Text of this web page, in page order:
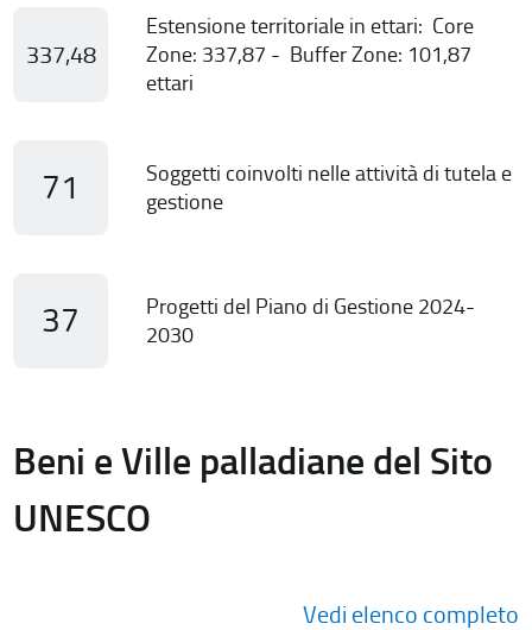
337,48
Estensione territoriale in ettari: Core
Zone: 337,87 - Buffer Zone: 101,87
ettari
71
Soggetti coinvolti nelle attività di tutela e
gestione
37
Progetti del Piano di Gestione 2024-
2030
Beni e Ville palladiane del Sito
UNESCO
Vedi elenco completo